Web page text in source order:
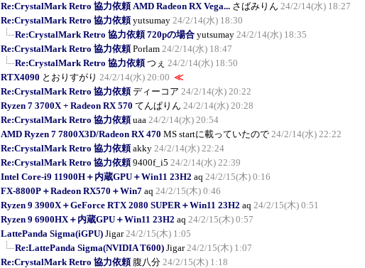
Re:CrystalMark Retro 協力依頼 AMD Radeon RX Vega... さばみりん 24/2/14(水) 18:27
Re:CrystalMark Retro 協力依頼 yutsumay 24/2/14(水) 18:30
Re:CrystalMark Retro 協力依頼 720pの場合 yutsumay 24/2/14(水) 18:35
Re:CrystalMark Retro 協力依頼 Porlam 24/2/14(水) 18:47
Re:CrystalMark Retro 協力依頼 つぇ 24/2/14(水) 18:50
RTX4090 とおりすがり 24/2/14(水) 20:00 ≪
Re:CrystalMark Retro 協力依頼 ディーコア 24/2/14(水) 20:22
Ryzen 7 3700X + Radeon RX 570 てんぱりん 24/2/14(水) 20:28
Re:CrystalMark Retro 協力依頼 uaa 24/2/14(水) 20:54
AMD Ryzen 7 7800X3D/Radeon RX 470 MS startに載っていたので 24/2/14(水) 22:22
Re:CrystalMark Retro 協力依頼 akky 24/2/14(水) 22:24
Re:CrystalMark Retro 協力依頼 9400f_i5 24/2/14(水) 22:39
Intel Core-i9 11900H＋内蔵GPU＋Win11 23H2 aq 24/2/15(木) 0:16
FX-8800P＋Radeon RX570＋Win7 aq 24/2/15(木) 0:46
Ryzen 9 3900X＋GeForce RTX 2080 SUPER＋Win11 23H2 aq 24/2/15(木) 0:51
Ryzen 9 6900HX＋内蔵GPU＋Win11 23H2 aq 24/2/15(木) 0:57
LattePanda Sigma(iGPU) Jigar 24/2/15(木) 1:05
Re:LattePanda Sigma(NVIDIA T600) Jigar 24/2/15(木) 1:07
Re:CrystalMark Retro 協力依頼 腹八分 24/2/15(木) 1:18